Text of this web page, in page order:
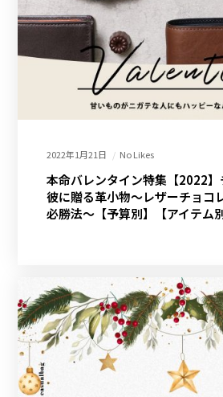
2022年1月21日 No Likes
本命バレンタイン特集【2022
彼に贈る革小物～レザーチョコ
必勝法～【予算別】【アイテム